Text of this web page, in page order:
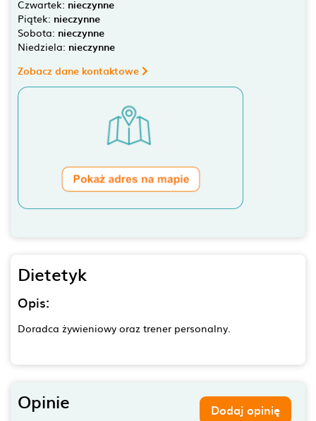
Czwartek: nieczynne
Piątek: nieczynne
Sobota: nieczynne
Niedziela: nieczynne
Zobacz dane kontaktowe
Dietetyk
Opis:
Doradca żywieniowy oraz trener personalny.
Opinie Dodaj opinię